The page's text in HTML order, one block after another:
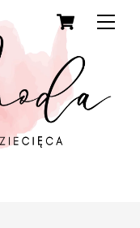
Cart